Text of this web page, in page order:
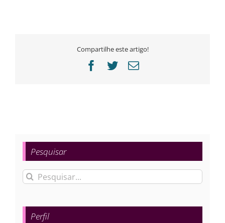
Compartilhe este artigo!
Facebook
Twitter
E-
Pesquisar
Buscar
para:
Perfil